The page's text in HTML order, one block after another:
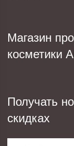
Магазин
косметики
Получать
скидках